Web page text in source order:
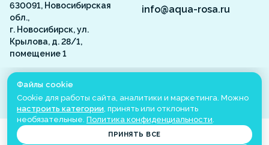
630091, Новосибирская
обл.,
г. Новосибирск, ул.
Крылова, д. 28/1,
помещение 1
info@aqua-rosa.ru
ВКонтакте
©
Все права защищены
Файлы cookie
Cookie для работы сайта, аналитики и маркетинга. Можно
настроить категории, принять или отклонить
необязательные. Политика конфиденциальности.
ПРИНЯТЬ ВСЕ